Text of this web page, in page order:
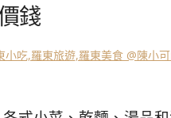
錢